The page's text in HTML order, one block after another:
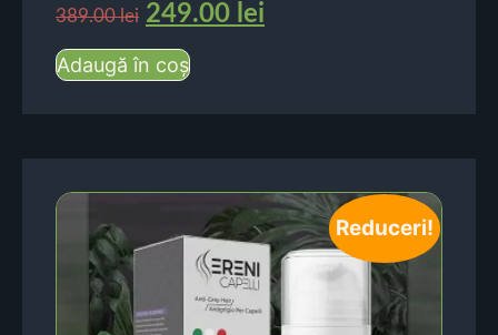
389.00lei 249.00 lei
Adaugă în coș
Reduceri!